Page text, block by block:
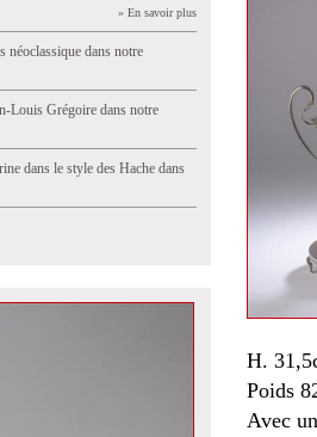
» En savoir plus
dans notre
Louis Grégoire dans notre
dans le style des Hache dans
H.
Poids
Avec